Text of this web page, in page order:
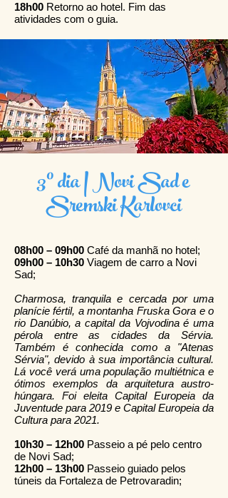
18h00 Retorno ao hotel. Fim das
atividades com o guia.
3º dia | Novi Sad e
Sremski Karlovci
08h00 – 09h00 Café da manhã no hotel;
09h00 – 10h30 Viagem de carro a Novi
Sad;
Charmosa, tranquila e cercada por uma
planície fértil, a montanha Fruska Gora e o
rio Danúbio, a capital da Vojvodina é uma
pérola entre as cidades da Sérvia.
Também é conhecida como a "Atenas
Sérvia", devido à sua importância cultural.
Lá você verá uma população multiétnica e
ótimos exemplos da arquitetura austro-
húngara. Foi eleita Capital Europeia da
Juventude para 2019 e Capital Europeia da
Cultura para 2021.
10h30 – 12h00 Passeio a pé pelo centro
de Novi Sad;
12h00 – 13h00 Passeio guiado pelos
túneis da Fortaleza de Petrovaradin;